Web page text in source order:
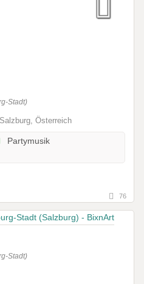
Stadt)
Österreich
Partymusik
76
Stadt)